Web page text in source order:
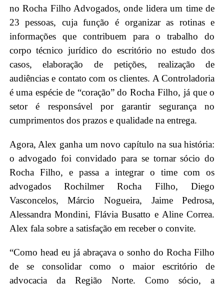
no Rocha Filho Advogados, onde lidera um time de
23 pessoas, cuja função é organizar as rotinas e
informações que contribuem para o trabalho do
corpo técnico jurídico do escritório no estudo dos
casos, elaboração de petições, realização de
audiências e contato com os clientes. A Controladoria
é uma espécie de “coração” do Rocha Filho, já que o
setor é responsável por garantir segurança no
cumprimentos dos prazos e qualidade na entrega.
Agora, Alex ganha um novo capítulo na sua história:
o advogado foi convidado para se tornar sócio do
Rocha Filho, e passa a integrar o time com os
advogados Rochilmer Rocha Filho, Diego
Vasconcelos, Márcio Nogueira, Jaime Pedrosa,
Alessandra Mondini, Flávia Busatto e Aline Correa.
Alex fala sobre a satisfação em receber o convite.
“Como head eu já abraçava o sonho do Rocha Filho
de se consolidar como o maior escritório de
advocacia da Região Norte. Como sócio, a